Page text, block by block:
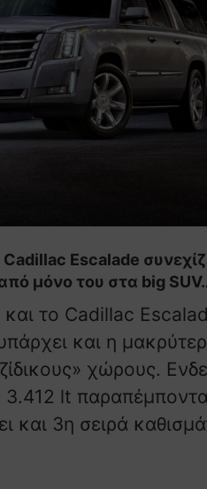
Escalade
μόνο του στα big
το Cadillac
και η
χώρους.
3.412 lt
και 3η σειρά